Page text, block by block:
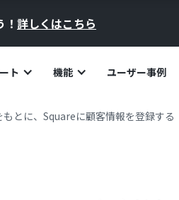
詳しくはこちら
ト 機能 ユーザー事例
とに、Squareに顧客情報を登録する